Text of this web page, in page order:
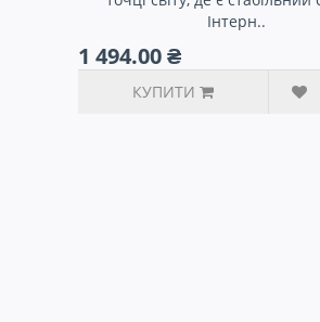
Інтерн..
1 494.00 ₴
КУПИТИ